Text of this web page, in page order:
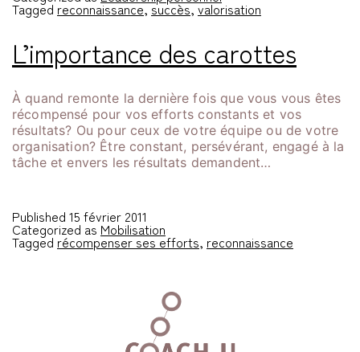
Tagged reconnaissance,succès,valorisation
L’importance des carottes
À quand remonte la dernière fois que vous vous êtes
récompensé pour vos efforts constants et vos
résultats? Ou pour ceux de votre équipe ou de votre
organisation? Être constant, persévérant, engagé à la
tâche et envers les résultats demandent…
Published 15 février 2011
Categorized as Mobilisation
Tagged récompenser ses efforts, reconnaissance